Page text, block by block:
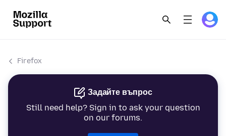
Firefox
Задайте въпрос
Still need help? Sign in to ask your question
on our forums.